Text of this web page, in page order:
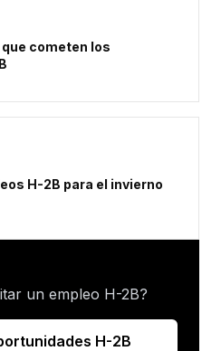
cometen los
H-2B para el invierno
un empleo H-2B?
H-2B